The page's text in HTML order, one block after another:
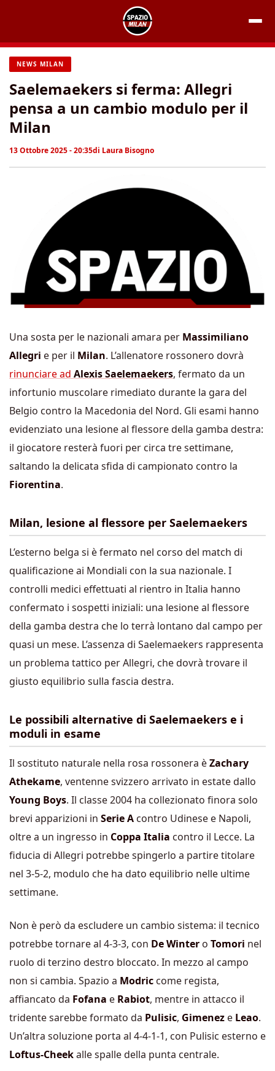
contenuto
NEWS MILAN
Saelemaekers si ferma: Allegri
pensa a un cambio modulo per il
Milan
13 Ottobre 2025 - 20:35di Laura Bisogno
Una sosta per le nazionali amara per Massimiliano
Allegri e per il Milan. L’allenatore rossonero dovrà
rinunciare ad Alexis Saelemaekers, fermato da un
infortunio muscolare rimediato durante la gara del
Belgio contro la Macedonia del Nord. Gli esami hanno
evidenziato una lesione al flessore della gamba destra:
il giocatore resterà fuori per circa tre settimane,
saltando la delicata sfida di campionato contro la
Fiorentina.
Milan, lesione al flessore per Saelemaekers
L’esterno belga si è fermato nel corso del match di
qualificazione ai Mondiali con la sua nazionale. I
controlli medici effettuati al rientro in Italia hanno
confermato i sospetti iniziali: una lesione al flessore
della gamba destra che lo terrà lontano dal campo per
quasi un mese. L’assenza di Saelemaekers rappresenta
un problema tattico per Allegri, che dovrà trovare il
giusto equilibrio sulla fascia destra.
Le possibili alternative di Saelemaekers e i
moduli in esame
Il sostituto naturale nella rosa rossonera èZachary
Athekame, ventenne svizzero arrivato in estate dallo
Young Boys. Il classe 2004 ha collezionato finora solo
brevi apparizioni in Serie A contro Udinese e Napoli,
oltre a un ingresso in Coppa Italia contro il Lecce. La
fiducia di Allegri potrebbe spingerlo a partire titolare
nel 3-5-2, modulo che ha dato equilibrio nelle ultime
settimane.
Non è però da escludere un cambio sistema: il tecnico
potrebbe tornare al 4-3-3, con De Winter o Tomori nel
ruolo di terzino destro bloccato. In mezzo al campo
non si cambia. Spazio a Modric come regista,
affiancato da Fofana e Rabiot, mentre in attacco il
tridente sarebbe formato da Pulisic, Gimenez e Leao.
Un’altra soluzione porta al 4-4-1-1, con Pulisic esterno e
Loftus-Cheekalle spalle della punta centrale.